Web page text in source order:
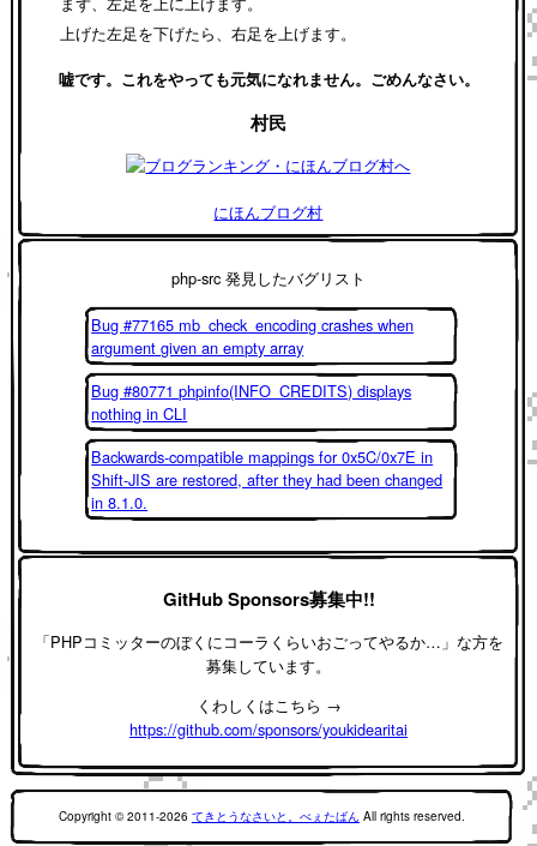
上げた左足を下げたら、右足を上げます。
嘘です。これをやっても元気になれません。ごめんなさい。
村民
にほんブログ村
php-src 発見したバグリスト
Bug #77165 mb_check_encoding crashes when
argument given an empty array
Bug #80771 phpinfo(INFO_CREDITS) displays
nothing in CLI
Backwards-compatible mappings for 0x5C/0x7E in
Shift-JIS are restored, after they had been changed
in 8.1.0.
GitHub Sponsors募集中!!
「PHPコミッターのぼくにコーラくらいおごってやるか…」な方を
募集しています。
くわしくはこちら →
https://github.com/sponsors/youkidearitai
Copyright © 2011-2026 てきとうなさいと。べぇたばん All rights reserved.